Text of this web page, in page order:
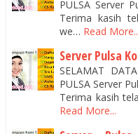
PULSA Server
Terima kasih
we… Read
Server Pulsa
SELAMAT
PULSA Server
Terima kasih
Read More...